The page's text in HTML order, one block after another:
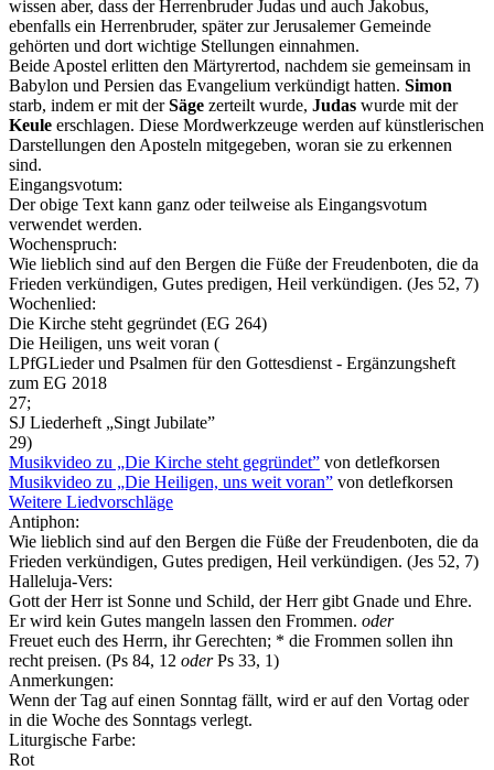
wissen aber, dass der Herrenbruder Judas und auch Jakobus,
ebenfalls ein Herrenbruder, später zur Jerusalemer Gemeinde
gehörten und dort wichtige Stellungen einnahmen.
Beide Apostel erlitten den Märtyrertod, nachdem sie gemeinsam in
Babylon und Persien das Evangelium verkündigt hatten. Simon
starb, indem er mit derSäge zerteilt wurde, Judas wurde mit der
Keule erschlagen. Diese Mordwerkzeuge werden auf künstlerischen
Darstellungen den Aposteln mitgegeben, woran sie zu erkennen
sind.
Eingangsvotum:
Der obige Text kann ganz oder teilweise als Eingangsvotum
verwendet werden.
Wochenspruch:
Wie lieblich sind auf den Bergen die Füße der Freudenboten, die da
Frieden verkündigen, Gutes predigen, Heil verkündigen. (Jes 52, 7)
Wochenlied:
Die Kirche steht gegründet (EG 264)
Die Heiligen, uns weit voran (
LPfGLieder und Psalmen für den Gottesdienst - Ergänzungsheft
zum EG 2018
27;
SJ Liederheft „Singt Jubilate”
29)
Musikvideo zu „Die Kirche steht gegründet” von detlefkorsen
Musikvideo zu „Die Heiligen, uns weit voran” von detlefkorsen
Weitere Liedvorschläge
Antiphon:
Wie lieblich sind auf den Bergen die Füße der Freudenboten, die da
Frieden verkündigen, Gutes predigen, Heil verkündigen. (Jes 52, 7)
Halleluja-Vers:
Gott der Herr ist Sonne und Schild, der Herr gibt Gnade und Ehre.
Er wird kein Gutes mangeln lassen den Frommen. oder
Freuet euch des Herrn, ihr Gerechten; * die Frommen sollen ihn
recht preisen. (Ps 84, 12 oderPs 33, 1)
Anmerkungen:
Wenn der Tag auf einen Sonntag fällt, wird er auf den Vortag oder
in die Woche des Sonntags verlegt.
Liturgische Farbe:
Rot